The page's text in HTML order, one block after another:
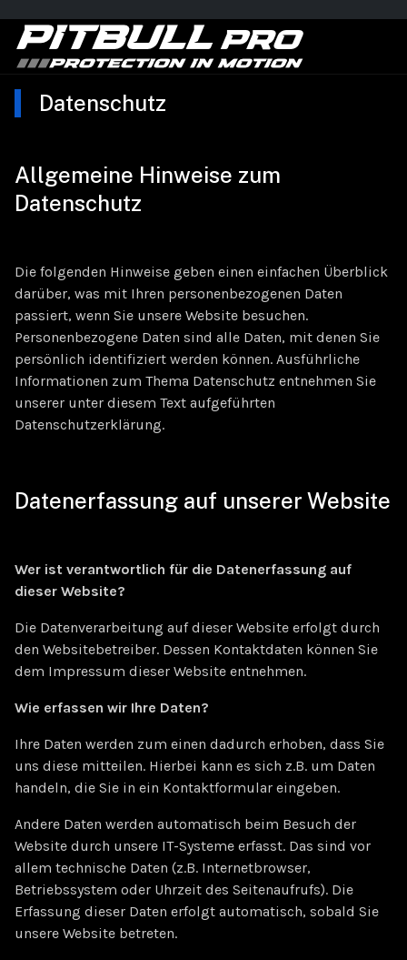
Datenschutz
Allgemeine Hinweise zum
Datenschutz
Die folgenden Hinweise geben einen einfachen Überblick
darüber, was mit Ihren personenbezogenen Daten
passiert, wenn Sie unsere Website besuchen.
Personenbezogene Daten sind alle Daten, mit denen Sie
persönlich identifiziert werden können. Ausführliche
Informationen zum Thema Datenschutz entnehmen Sie
unserer unter diesem Text aufgeführten
Datenschutzerklärung.
Datenerfassung auf unserer Website
Wer ist verantwortlich für die Datenerfassung auf
dieser Website?
Die Datenverarbeitung auf dieser Website erfolgt durch
den Websitebetreiber. Dessen Kontaktdaten können Sie
dem Impressum dieser Website entnehmen.
Wie erfassen wir Ihre Daten?
Ihre Daten werden zum einen dadurch erhoben, dass Sie
uns diese mitteilen. Hierbei kann es sich z.B. um Daten
handeln, die Sie in ein Kontaktformular eingeben.
Andere Daten werden automatisch beim Besuch der
Website durch unsere IT-Systeme erfasst. Das sind vor
allem technische Daten (z.B. Internetbrowser,
Betriebssystem oder Uhrzeit des Seitenaufrufs). Die
Erfassung dieser Daten erfolgt automatisch, sobald Sie
unsere Website betreten.